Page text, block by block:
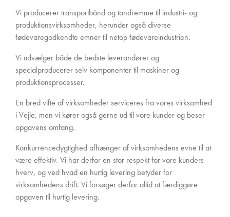
Vi producerer transportbånd og tandremme til industri- og
produktionsvirksomheder, herunder også diverse
fødevaregodkendte emner til netop fødevareindustrien.
Vi udvælger både de bedste leverandører og
specialproducerer selv komponenter til maskiner og
produktionsprocesser.
En bred vifte af virksomheder serviceres fra vores virksomhed
i Vejle, men vi kører også gerne ud til vore kunder og beser
opgavens omfang.
Konkurrencedygtighed afhænger af virksomhedens evne til at
være effektiv. Vi har derfor en stor respekt for vore kunders
hverv, og ved hvad en hurtig levering betyder for
virksomhedens drift. Vi forsøger derfor altid at færdiggøre
opgaven til hurtig levering.